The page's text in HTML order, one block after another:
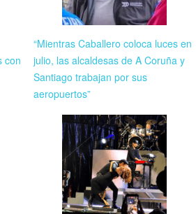
con
“Mientras Caballero coloca luces en
julio, las alcaldesas de A Coruña y
Santiago trabajan por sus
aeropuertos”